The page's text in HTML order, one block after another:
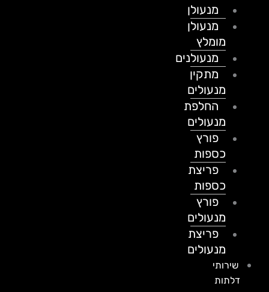
מנעולן
מנעולן
מומלץ
מנעולנים
מתקין
מנעולים
החלפת
מנעולים
פורץ
כספות
פריצת
כספות
פורץ
מנעולים
פריצת
מנעולים
שירותי
דלתות